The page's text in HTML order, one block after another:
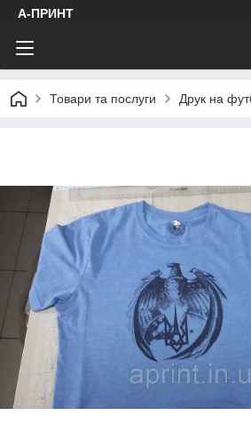
А-ПРИНТ
Товари та послуги Друк на